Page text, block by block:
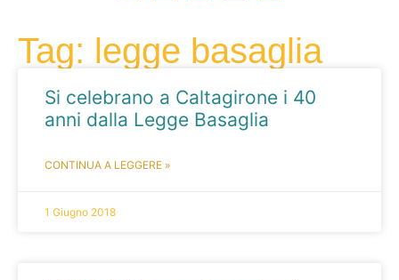
Tag: legge basaglia
Si celebrano a Caltagirone i 40
anni dalla Legge Basaglia
CONTINUA A LEGGERE »
1 Giugno 2018